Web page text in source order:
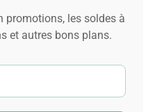
promotions, les soldes à
et autres bons plans.